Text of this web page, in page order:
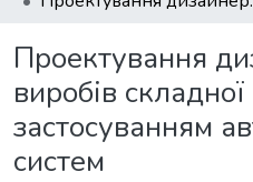
Проектування
виробів складної
застосуванням
систем